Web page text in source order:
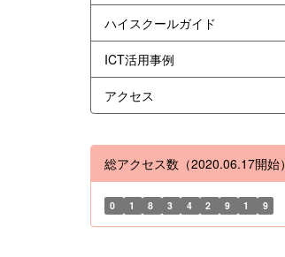
ハイスクールガイド
ICT活用事例
アクセス
総アクセス数（2020.06.17開始）
0 1 8 3 4 2 9 1 9